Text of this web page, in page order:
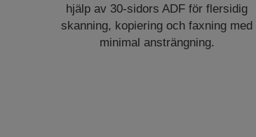
hjälp av 30-sidors ADF för flersidig
skanning, kopiering och faxning med
minimal ansträngning.